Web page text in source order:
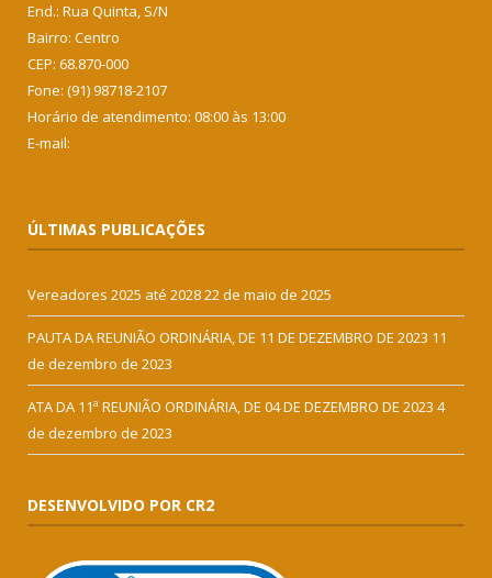
End.: Rua Quinta, S/N
Bairro: Centro
CEP: 68.870-000
Fone: (91) 98718-2107
Horário de atendimento: 08:00 às 13:00
E-mail:
ÚLTIMAS PUBLICAÇÕES
Vereadores 2025 até 202822 de maio de 2025
PAUTA DA REUNIÃO ORDINÁRIA, DE 11 DE DEZEMBRO DE 2023 11
de dezembro de 2023
ATA DA 11ª REUNIÃO ORDINÁRIA, DE 04 DE DEZEMBRO DE 2023 4
de dezembro de 2023
DESENVOLVIDO POR CR2